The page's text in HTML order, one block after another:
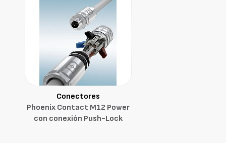
Conectores
Phoenix Contact M12 Power
con conexión Push-Lock